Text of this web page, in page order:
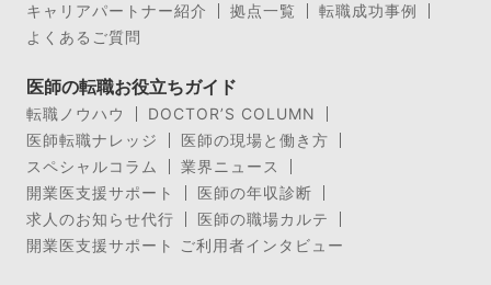
キャリアパートナー紹介
拠点一覧
転職成功事例
よくあるご質問
医師の転職お役立ちガイド
転職ノウハウ
DOCTOR’S COLUMN
医師転職ナレッジ
医師の現場と働き方
スペシャルコラム
業界ニュース
開業医支援サポート
医師の年収診断
求人のお知らせ代行
医師の職場カルテ
開業医支援サポート ご利用者インタビュー